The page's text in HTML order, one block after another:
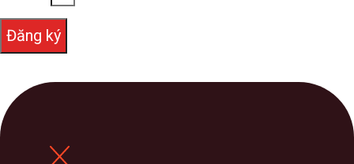
Đăng ký